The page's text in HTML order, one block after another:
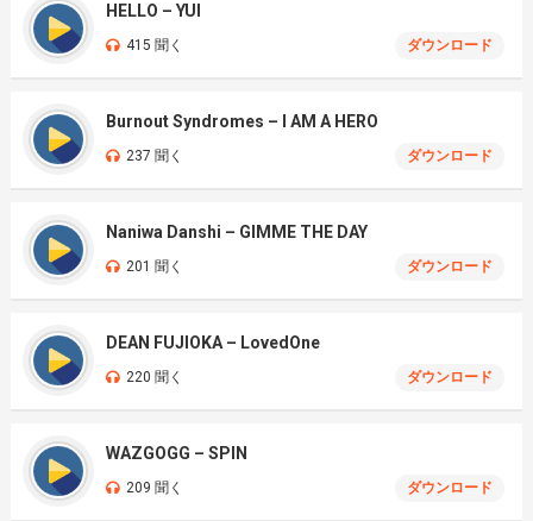
HELLO – YUI
415 聞く ダウンロード
Burnout Syndromes – I AM A HERO
237 聞く ダウンロード
Naniwa Danshi – GIMME THE DAY
201 聞く ダウンロード
DEAN FUJIOKA – LovedOne
220 聞く ダウンロード
WAZGOGG – SPIN
209 聞く ダウンロード